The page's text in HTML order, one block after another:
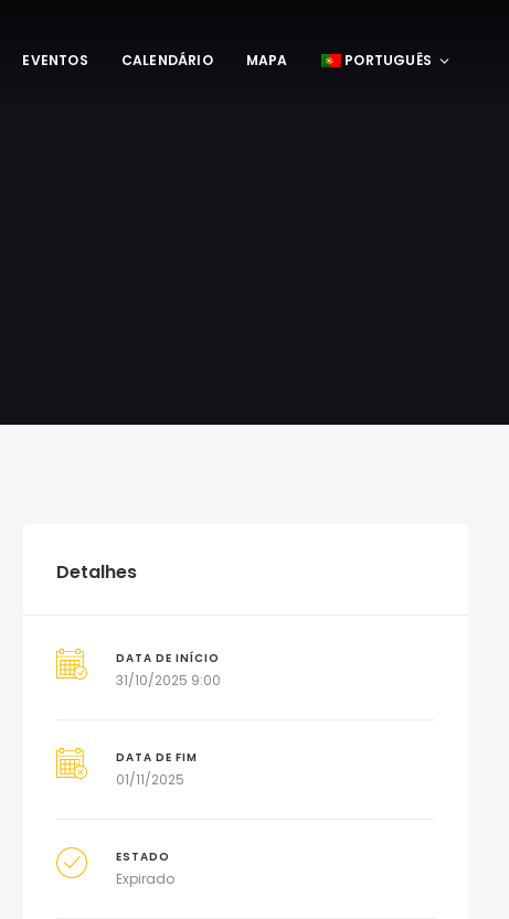
EVENTOS CALENDÁRIO MAPA PORTUGUÊS
Detalhes
DATA DE INÍCIO
31/10/2025 9:00
DATA DE FIM
01/11/2025
ESTADO
Expirado